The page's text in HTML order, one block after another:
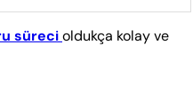
sürecioldukça kolay ve